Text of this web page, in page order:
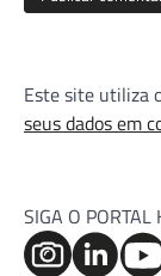
Este site utiliza
seus dados em
SIGA O PORTAL